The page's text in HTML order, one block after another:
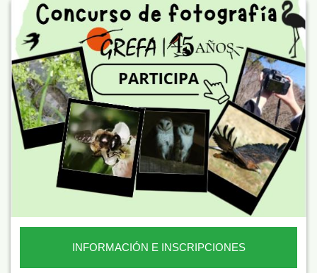
INFORMACIÓN E INSCRIPCIONES